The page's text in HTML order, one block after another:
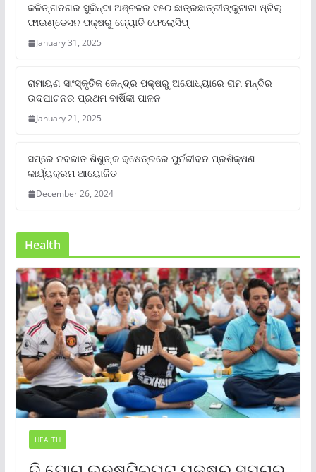
କଳିଙ୍ଗନଗର ସୁକିନ୍ଦା ଅଞ୍ଚଳର ୧୫୦ ଛାତ୍ରଛାତ୍ରୀଙ୍କୁଟାଟା ଷ୍ଟିଲ୍
ଫାଉଣ୍ଡେସନ ପକ୍ଷରୁ ଜ୍ୟୋତି ଫେଲୋସିପ୍‌
January 31, 2025
ରାମାୟଣ ସାଂସ୍କୃତିକ କେନ୍ଦ୍ର ପକ୍ଷରୁ ଅଯୋଧ୍ୟାରେ ରାମ ମନ୍ଦିର
ଉଦଘାଟନର ପ୍ରଥମ ବାର୍ଷିକୀ ପାଳନ
January 21, 2025
ସମ୍‌ରେ ନବଜାତ ଶିଶୁଙ୍କ କ୍ଷେତ୍ରରେ ପୁର୍ନଜୀବନ ପ୍ରଶିକ୍ଷଣ
କାର୍ଯ୍ୟକ୍ରମ ଆୟୋଜିତ
December 26, 2024
Health
HEALTH